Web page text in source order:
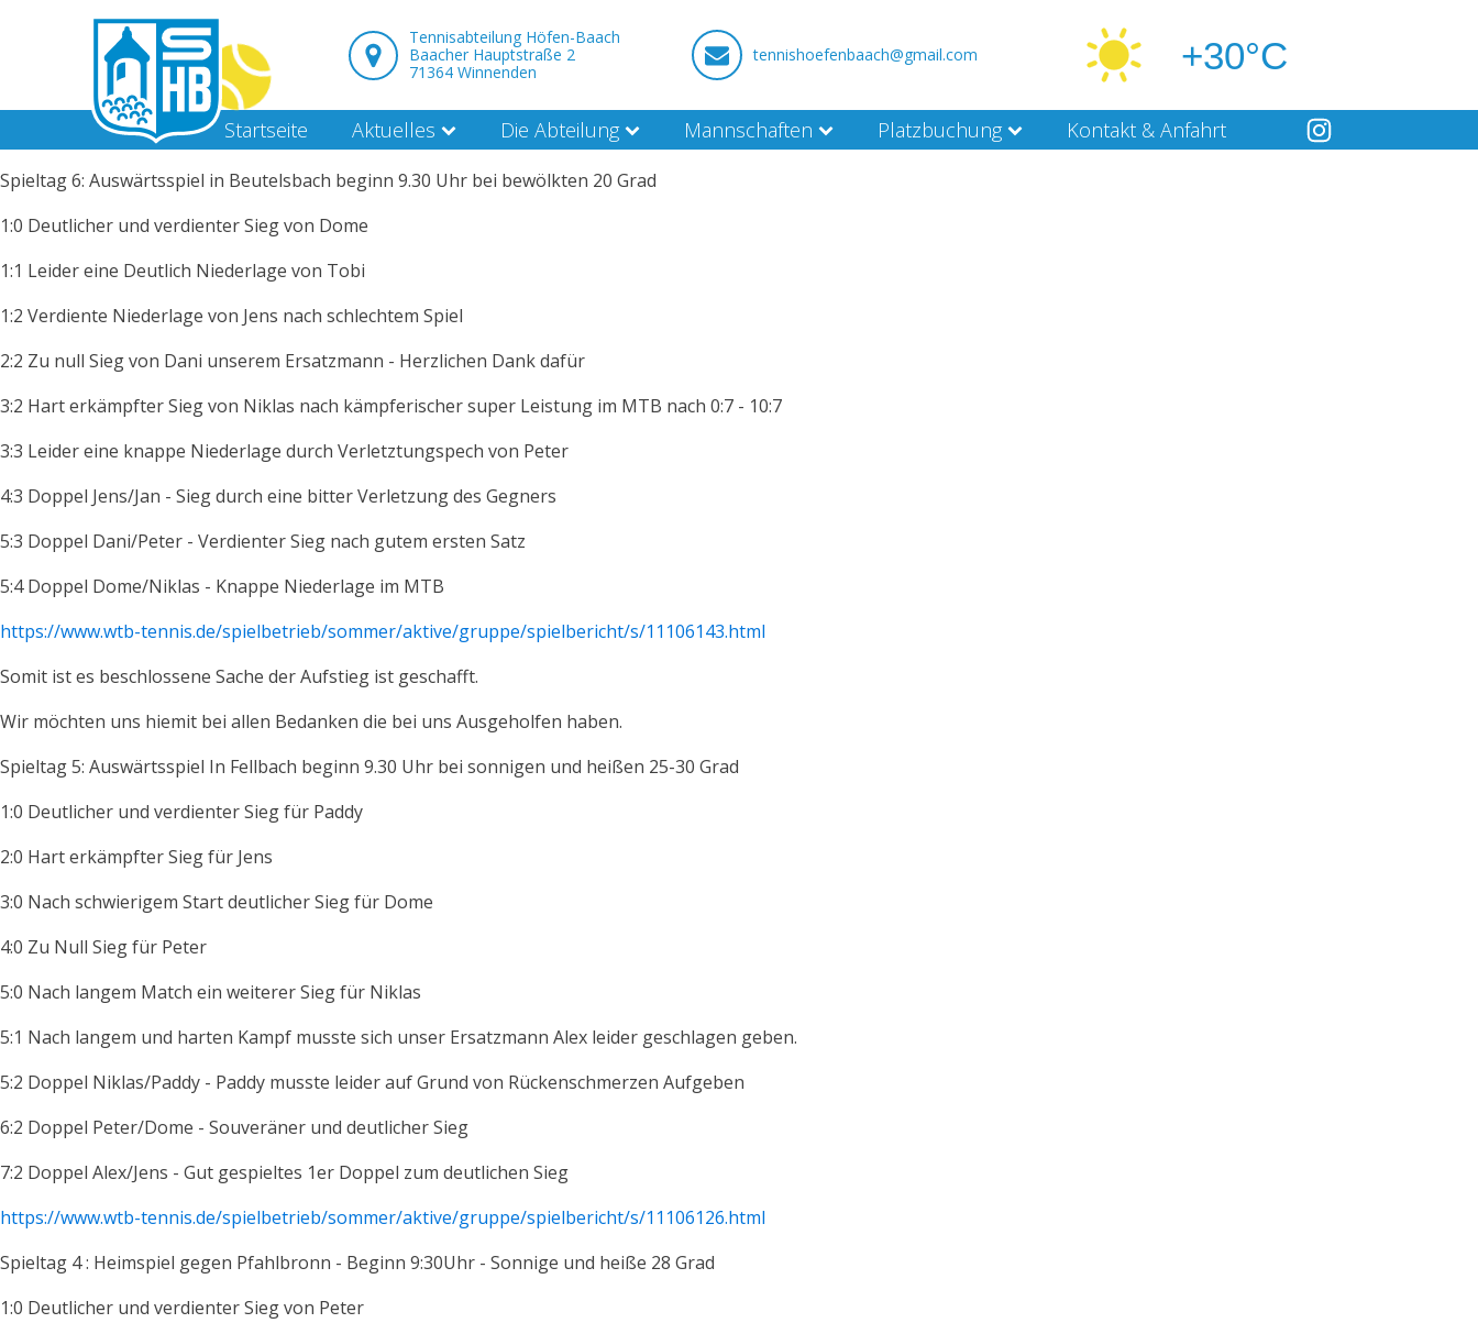
Tennisabteilung Höfen-Baach
Baacher Hauptstraße 2
71364 Winnenden
tennishoefenbaach@gmail.com +30°C
Startseite Aktuelles Die Abteilung Mannschaften Platzbuchung Kontakt & Anfahrt
Spieltag 6: Auswärtsspiel in Beutelsbach beginn 9.30 Uhr bei bewölkten 20 Grad
1:0 Deutlicher und verdienter Sieg von Dome
1:1 Leider eine Deutlich Niederlage von Tobi
1:2 Verdiente Niederlage von Jens nach schlechtem Spiel
2:2 Zu null Sieg von Dani unserem Ersatzmann - Herzlichen Dank dafür
3:2 Hart erkämpfter Sieg von Niklas nach kämpferischer super Leistung im MTB nach 0:7 - 10:7
3:3 Leider eine knappe Niederlage durch Verletztungspech von Peter
4:3 Doppel Jens/Jan - Sieg durch eine bitter Verletzung des Gegners
5:3 Doppel Dani/Peter - Verdienter Sieg nach gutem ersten Satz
5:4 Doppel Dome/Niklas - Knappe Niederlage im MTB
https://www.wtb-tennis.de/spielbetrieb/sommer/aktive/gruppe/spielbericht/s/11106143.html
Somit ist es beschlossene Sache der Aufstieg ist geschafft.
Wir möchten uns hiemit bei allen Bedanken die bei uns Ausgeholfen haben.
Spieltag 5: Auswärtsspiel In Fellbach beginn 9.30 Uhr bei sonnigen und heißen 25-30 Grad
1:0 Deutlicher und verdienter Sieg für Paddy
2:0 Hart erkämpfter Sieg für Jens
3:0 Nach schwierigem Start deutlicher Sieg für Dome
4:0 Zu Null Sieg für Peter
5:0 Nach langem Match ein weiterer Sieg für Niklas
5:1 Nach langem und harten Kampf musste sich unser Ersatzmann Alex leider geschlagen geben.
5:2 Doppel Niklas/Paddy - Paddy musste leider auf Grund von Rückenschmerzen Aufgeben
6:2 Doppel Peter/Dome - Souveräner und deutlicher Sieg
7:2 Doppel Alex/Jens - Gut gespieltes 1er Doppel zum deutlichen Sieg
https://www.wtb-tennis.de/spielbetrieb/sommer/aktive/gruppe/spielbericht/s/11106126.html
Spieltag 4 : Heimspiel gegen Pfahlbronn - Beginn 9:30Uhr - Sonnige und heiße 28 Grad
1:0 Deutlicher und verdienter Sieg von Peter